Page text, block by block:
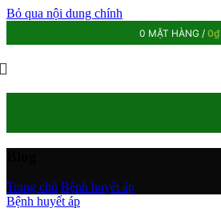
Bỏ qua nội dung chính
0 MẶT HÀNG / 0₫
Trang chủ Bệnh huyết áp
Bệnh huyết áp